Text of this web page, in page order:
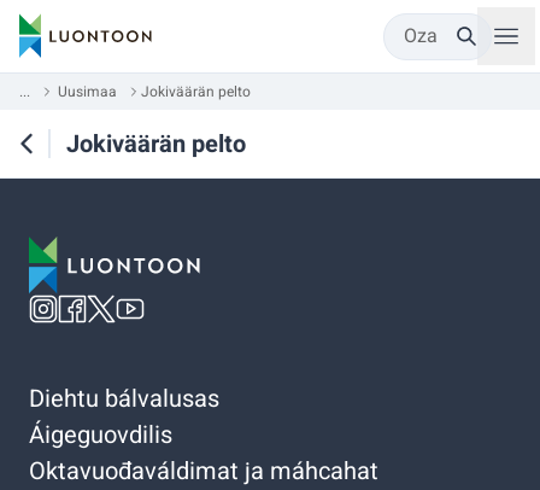
Oza
... Uusimaa Jokiväärän pelto
Jokiväärän pelto
Diehtu bálvalusas
Áigeguovdilis
Oktavuođaváldimat ja máhcahat